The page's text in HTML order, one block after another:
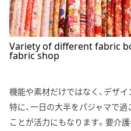
Variety of different fabric
fabric shop
機能や素材だけではなく、デザ
特に、一日の大半をパジャマで
ことが活力にもなります。要介